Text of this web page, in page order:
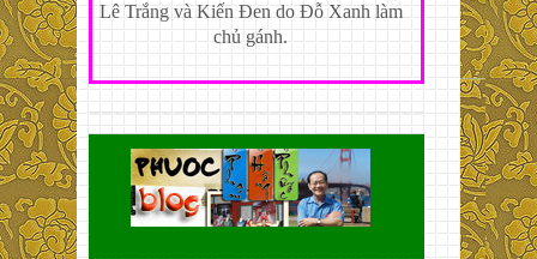
Lê Trắng và Kiến Đen do Đỗ Xanh làm
chủ gánh.